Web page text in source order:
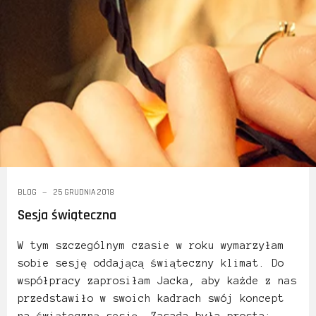
BLOG 25 GRUDNIA 2018
Sesja świąteczna
W tym szczególnym czasie w roku wymarzyłam
sobie sesję oddającą świąteczny klimat. Do
współpracy zaprosiłam Jacka , aby każde z nas
przedstawiło w swoich kadrach swój koncept